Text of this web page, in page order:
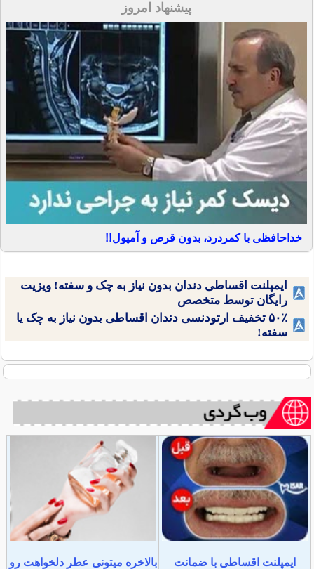
پیشنهاد امروز
خداحافظی با کمردرد، بدون قرص و آمپول!!
ایمپلنت اقساطی دندان بدون نیاز به چک و سفته! ویزیت
رایگان توسط متخصص
۵۰٪ تخفیف ارتودنسی دندان اقساطی بدون نیاز به چک یا
سفته!
ایمپلنت اقساطی با ضمانت
بالاخره میتونی عطر دلخواهت رو